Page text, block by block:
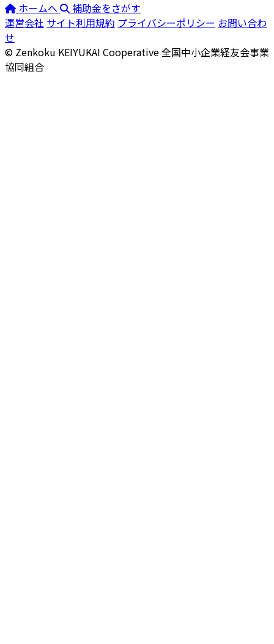
ホームへ
補助金をさがす
運営会社 サイト利用規約 プライバシーポリシー お問い合わ
せ
© Zenkoku KEIYUKAI Cooperative全国中小企業経友会事業
協同組合